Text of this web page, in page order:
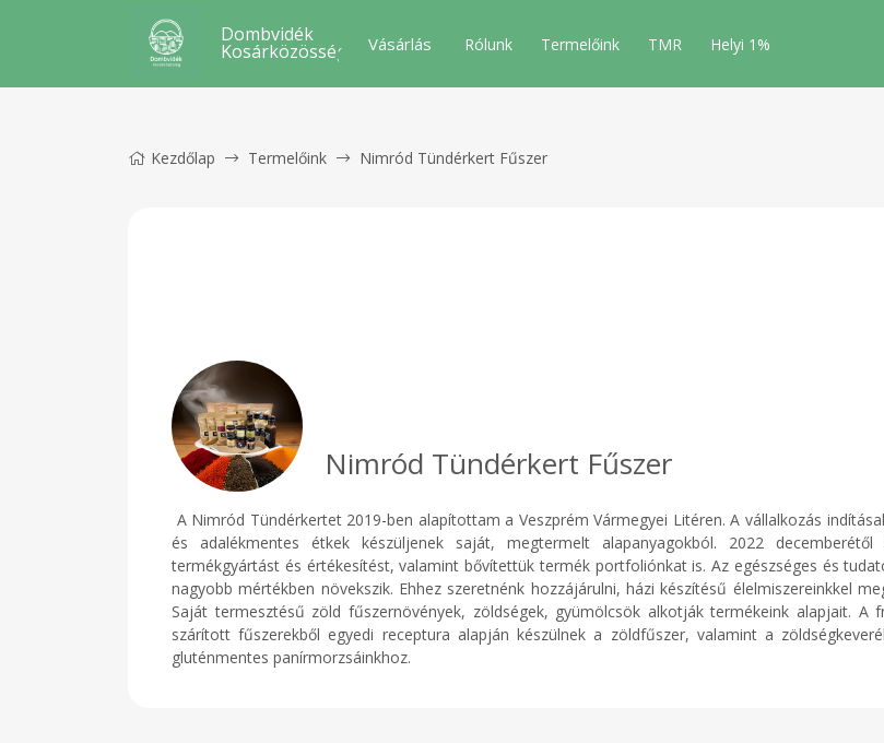
Dombvidék
Kosárközösség Vásárlás Rólunk Termelőink TMR Helyi 1%
Kezdőlap Termelőink Nimród Tündérkert Fűszer
Nimród Tündérkert Fűszer
A Nimród Tündérkertet 2019-ben alapítottam a Veszprém Vármegyei Litéren. A vállalkozás
és adalékmentes étkek készüljenek saját, megtermelt alapanyagokból. 2022
termékgyártást és értékesítést, valamint bővítettük termék portfoliónkat is. Az egészséges és
nagyobb mértékben növekszik. Ehhez szeretnénk hozzájárulni, házi készítésű élelmiszereinkkel
Saját termesztésű zöld fűszernövények, zöldségek, gyümölcsök alkotják termékeink alapjait. A
szárított fűszerekből egyedi receptura alapján készülnek a zöldfűszer, valamint a
gluténmentes panírmorzsáinkhoz.